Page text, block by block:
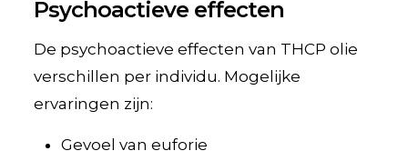
Psychoactieve effecten
De psychoactieve effecten van THCP olie
verschillen per individu. Mogelijke
ervaringen zijn:
Gevoel van euforie